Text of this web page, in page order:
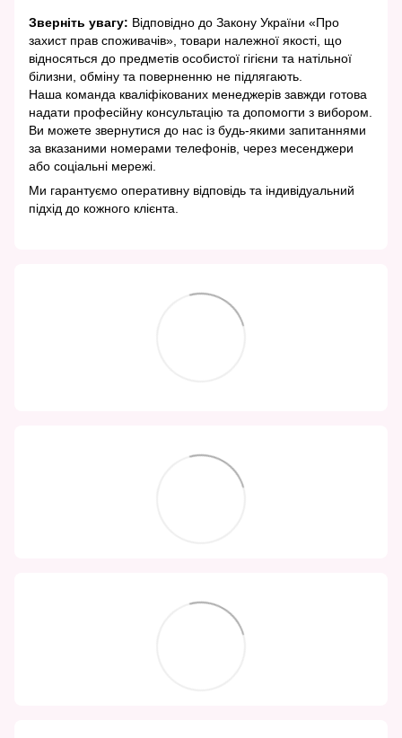
Зверніть увагу: Відповідно до Закону України «Про
захист прав споживачів», товари належної якості, що
відносяться до предметів особистої гігієни та натільної
білизни, обміну та поверненню не підлягають.
Наша команда кваліфікованих менеджерів завжди готова
надати професійну консультацію та допомогти з вибором.
Ви можете звернутися до нас із будь-якими запитаннями
за вказаними номерами телефонів, через месенджери
або соціальні мережі.
Ми гарантуємо оперативну відповідь та індивідуальний
підхід до кожного клієнта.